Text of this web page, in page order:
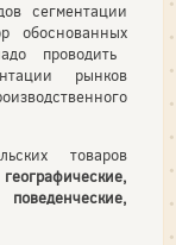
сегментации
обоснованных
проводить
рынков
товаров
географические,